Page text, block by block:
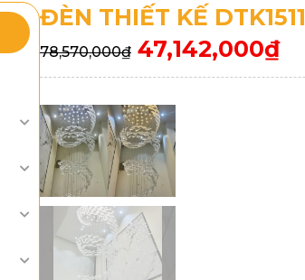
ĐÈN THIẾT KẾ DTK1511
78,570,000₫ 47,142,000₫